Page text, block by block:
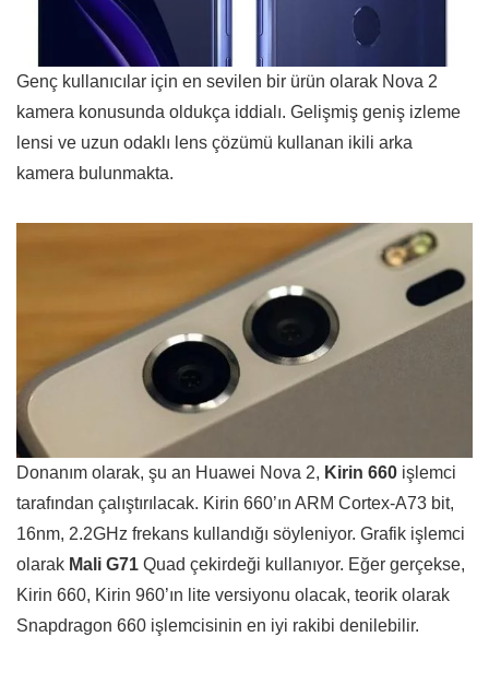
Genç kullanıcılar için en sevilen bir ürün olarak Nova 2
kamera konusunda oldukça iddialı. Gelişmiş geniş izleme
lensi ve uzun odaklı lens çözümü kullanan ikili arka
kamera bulunmakta.
Donanım olarak, şu an Huawei Nova 2, Kirin 660 işlemci
tarafından çalıştırılacak. Kirin 660’ın ARM Cortex-A73 bit,
16nm, 2.2GHz frekans kullandığı söyleniyor. Grafik işlemci
olarak Mali G71 Quad çekirdeği kullanıyor. Eğer gerçekse,
Kirin 660, Kirin 960’ın lite versiyonu olacak, teorik olarak
Snapdragon 660 işlemcisinin en iyi rakibi denilebilir.